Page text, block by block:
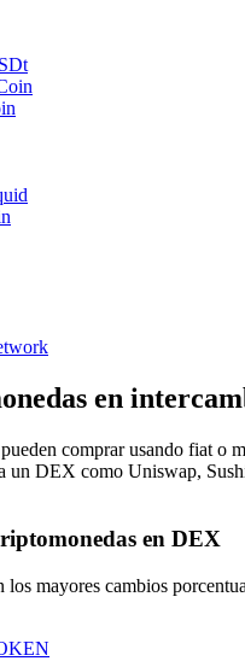
preciosos y materias
en
comprar usando fiat
un DEX como Uniswap,
en DEX
mayores cambios